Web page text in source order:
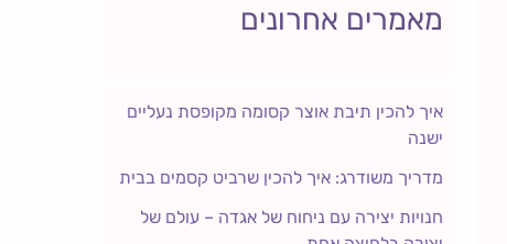
מאמרים אחרונים
איך להכין תיבת אוצר קסומה מקופסת נעליים
ישנה
מדריך משודרג: איך להכין שרביט קסמים בבית
חנויות יצירה עם ניחוח של אגדה – עולם של